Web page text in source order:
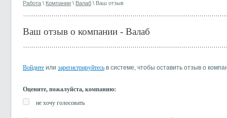
Работа \ Компании \ Валаб \ Ваш отзыв
Ваш отзыв о компании - Валаб
Войдите или зарегистрируйтесь в системе, чтобы оставить отзыв о
Оцените, пожалуйста, компанию:
не хочу голосовать